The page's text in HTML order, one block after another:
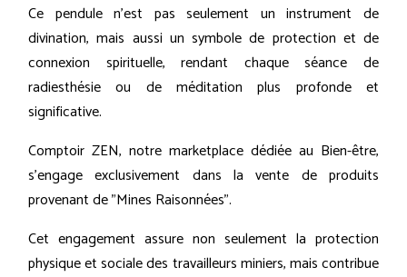
Ce pendule n'est pas seulement un instrument de
divination, mais aussi un symbole de protection et de
connexion spirituelle, rendant chaque séance de
radiesthésie ou de méditation plus profonde et
significative.
Comptoir ZEN, notre marketplace dédiée au Bien-être,
s'engage exclusivement dans la vente de produits
provenant de "Mines Raisonnées".
Cet engagement assure non seulement la protection
physique et sociale des travailleurs miniers, mais contribue